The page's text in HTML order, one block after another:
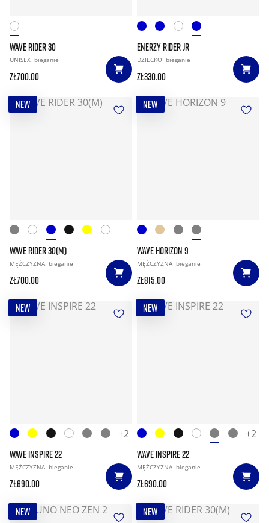
WAVE RIDER 30
UNISEX bieganie
zł700.00
ENERZY RIDER JR
DZIECKO bieganie
zł330.00
NEW
WAVE RIDER 30(M)
MĘŻCZYZNA bieganie
zł700.00
NEW
WAVE HORIZON 9
MĘŻCZYZNA bieganie
zł815.00
NEW
+2
WAVE INSPIRE 22
MĘŻCZYZNA bieganie
zł690.00
NEW
+2
WAVE INSPIRE 22
MĘŻCZYZNA bieganie
zł690.00
NEW NEW